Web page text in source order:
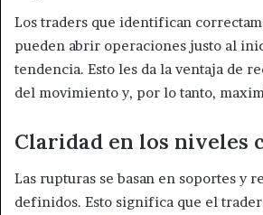
Los traders que identifican
pueden abrir operaciones justo al
tendencia. Esto les da la ventaja de
del movimiento y, por lo tanto,
Claridad en los niveles
Las rupturas se basan en soportes y
definidos. Esto significa que el